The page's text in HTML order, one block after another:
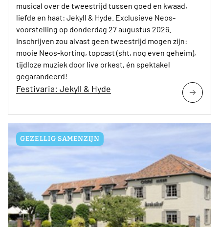
musical over de tweestrijd tussen goed en kwaad,
liefde en haat: Jekyll & Hyde. Exclusieve Neos-
voorstelling op donderdag 27 augustus 2026.
Inschrijven zou alvast geen tweestrijd mogen zijn:
mooie Neos-korting, topcast (sht, nog even geheim),
tijdloze muziek door live orkest, én spektakel
gegarandeerd!
Festivaria: Jekyll & Hyde
GEZELLIG SAMENZIJN